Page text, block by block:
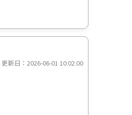
更新日：2026-06-01 10:02:00